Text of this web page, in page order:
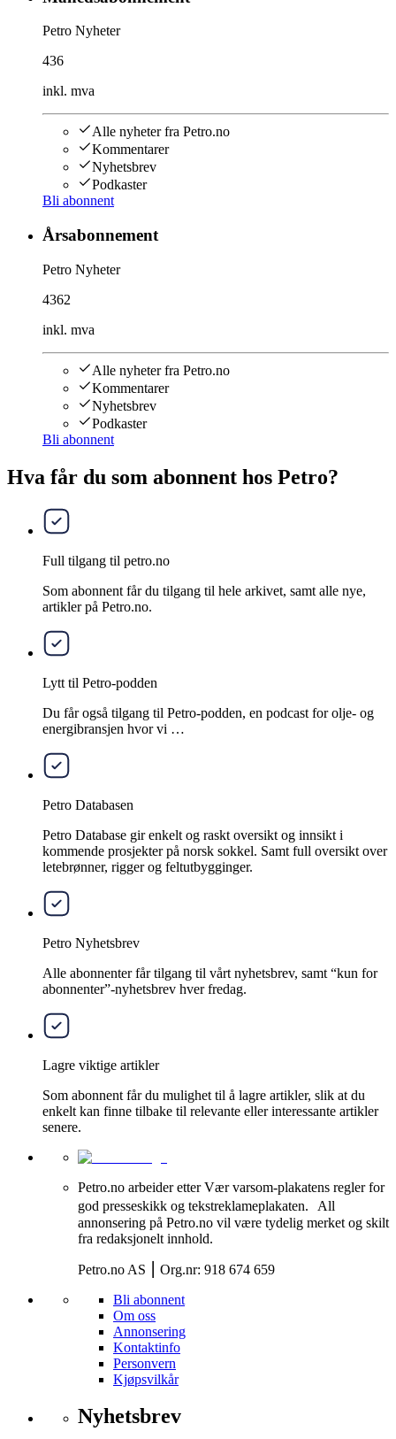
Petro Nyheter
436
inkl. mva
Alle nyheter fra Petro.no
Kommentarer
Nyhetsbrev
Podkaster
Bli abonnent
Årsabonnement
Petro Nyheter
4362
inkl. mva
Alle nyheter fra Petro.no
Kommentarer
Nyhetsbrev
Podkaster
Bli abonnent
Hva får du som abonnent hos Petro?
Full tilgang til petro.no
Som abonnent får du tilgang til hele arkivet, samt alle nye,
artikler på Petro.no.
Lytt til Petro-podden
Du får også tilgang til Petro-podden, en podcast for olje- og
energibransjen hvor vi …
Petro Databasen
Petro Database gir enkelt og raskt oversikt og innsikt i
kommende prosjekter på norsk sokkel. Samt full oversikt over
letebrønner, rigger og feltutbygginger.
Petro Nyhetsbrev
Alle abonnenter får tilgang til vårt nyhetsbrev, samt “kun for
abonnenter”-nyhetsbrev hver fredag.
Lagre viktige artikler
Som abonnent får du mulighet til å lagre artikler, slik at du
enkelt kan finne tilbake til relevante eller interessante artikler
senere.
Petro.no arbeider etter Vær varsom-plakatens regler for
god presseskikk og tekstreklameplakaten. All
annonsering på Petro.no vil være tydelig merket og skilt
fra redaksjonelt innhold.
Petro.no AS ⎮ Org.nr: 918 674 659
Bli abonnent
Om oss
Annonsering
Kontaktinfo
Personvern
Kjøpsvilkår
Nyhetsbrev